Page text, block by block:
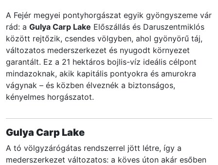
A Fejér megyei pontyhorgászat egyik gyöngyszeme vár
rád: a Gulya Carp Lake Előszállás és Daruszentmiklós
között rejtőzik, csendes völgyben, ahol gyönyörű táj,
változatos mederszerkezet és nyugodt környezet
garantált. Ez a 21 hektáros bojlis-víz ideális célpont
mindazoknak, akik kapitális pontyokra és amurokra
vágynak – és közben élveznék a biztonságos,
kényelmes horgászatot.
Gulya Carp Lake
A tó völgyzárógátas rendszerrel jött létre, így a
mederszerkezet változatos: a köves úton akár esőben